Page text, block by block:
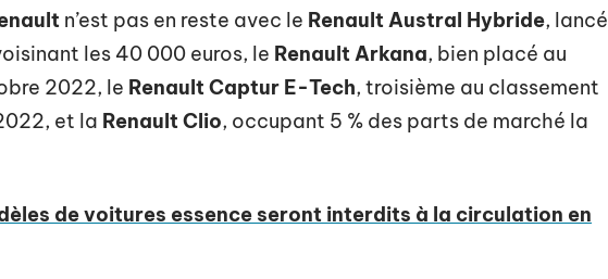
n’est pas en reste avec le Renault Austral Hybride, lancé
les 40 000 euros, le Renault Arkana, bien placé au
2022, le Renault Captur E-Tech, troisième au classement
et la Renault Clio, occupant 5 % des parts de marché la
de voitures essence seront interdits à la circulation en